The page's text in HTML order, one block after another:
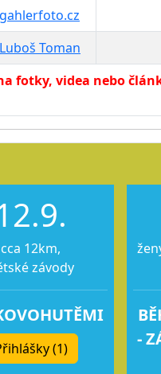
gahlerfoto.cz
Luboš Toman
fotky, videa nebo
cca 12km,
závody
(1)
-